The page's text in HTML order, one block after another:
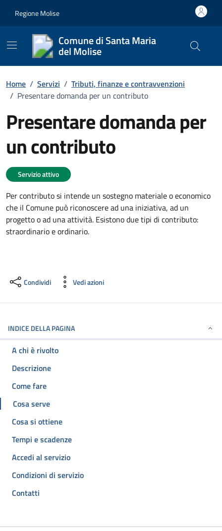
Regione Molise
Comune di Santa Maria
del Molise Cerca
Home / Servizi / Tributi, finanze e contravvenzioni
/ Presentare domanda per un contributo
Presentare domanda per
un contributo
Dettagli del servizio
Servizio attivo
Per contributo si intende un sostegno materiale o economico
che il Comune può riconoscere ad una iniziativa, ad un
progetto o ad una attività. Esistono due tipi di contributo:
straordinario e ordinario.
Condividi Vedi azioni
INDICE DELLA PAGINA
A chi è rivolto
Descrizione
Come fare
Cosa serve
Cosa si ottiene
Tempi e scadenze
Accedi al servizio
Condizioni di servizio
Contatti